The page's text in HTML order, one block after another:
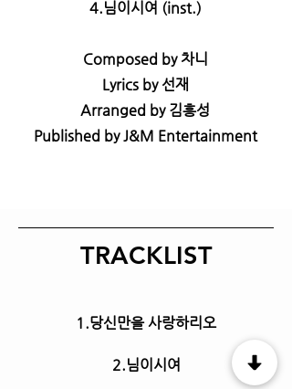
4.님이시여 (inst.)
Composed by 차니
Lyrics by 선재
Arranged by 김흥성
Published by J&M Entertainment
TRACKLIST
1.당신만을 사랑하리오
2.님이시여